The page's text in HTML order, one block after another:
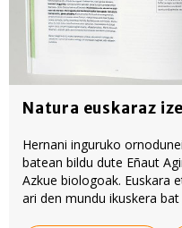
Natura euskaraz
Hernani inguruko
batean bildu dute Eñaut
Azkue biologoak. Euskara
ari den mundu ikuskera